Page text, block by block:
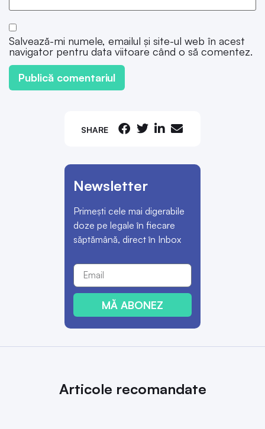
SHARE
Newsletter
Primești cele mai digerabile
doze pe legale în fiecare
săptămână, direct în Inbox
MĂ ABONEZ
Salvează-mi numele, emailul și site-ul web în acest
navigator pentru data viitoare când o să comentez.
Articole recomandate